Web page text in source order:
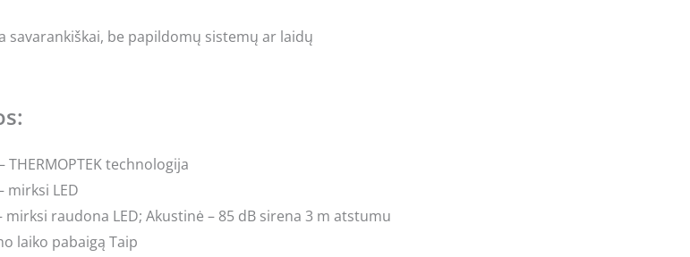
savarankiškai, be papildomų sistemų ar laidų
technologija
mirksi LED
raudona LED; Akustinė – 85 dB sirena 3 m atstumu
laiko pabaigą Taip